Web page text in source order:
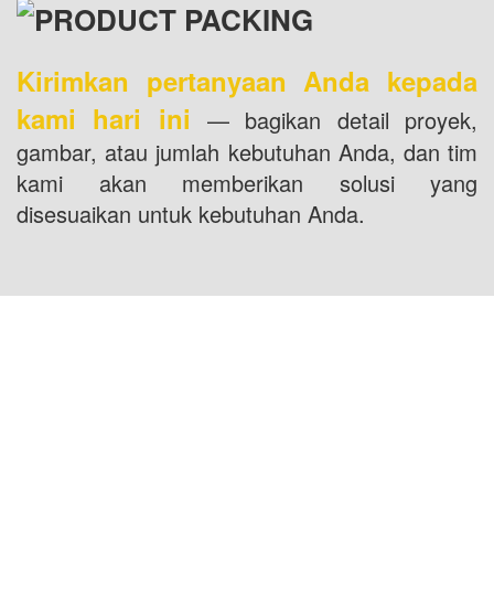
Kirimkan pertanyaan Anda kepada
kami hari ini — bagikan detail proyek,
gambar, atau jumlah kebutuhan Anda, dan tim
kami akan memberikan solusi yang
disesuaikan untuk kebutuhan Anda.